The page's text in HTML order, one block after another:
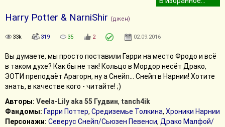
Harry Potter & NarniShir (джен)
33k 319 35 2 02.09.2016
Вы думаете, мы просто поставили Гарри на место Фродо и всё
в таком духе? Как бы не так! Кольцо в Мордор несёт Драко,
ЗОТИ преподаёт Арагорн, ну а Снейп... Снейп в Нарнии! Хотите
знать, в качестве кого - читайте! ;)
Авторы: Veela-Lily aka 55 Гудвин, tanch4ik
Фандомы: Гарри Поттер, Средиземье Толкина, Хроники Нарнии
Персонажи: Северус Снейп/Сьюзен Певенси, Драко Малфой/